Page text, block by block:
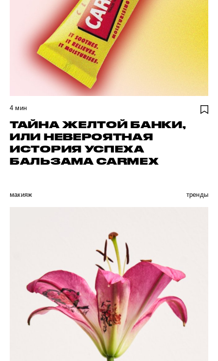
4 мин
ТАЙНА ЖЕЛТОЙ БАНКИ,
ИЛИ НЕВЕРОЯТНАЯ
ИСТОРИЯ УСПЕХА
БАЛЬЗАМА CARMEX
макияж тренды